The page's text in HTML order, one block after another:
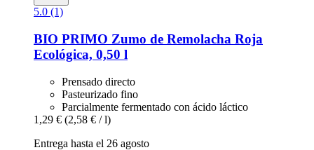
5.0 (1)
BIO PRIMO Zumo de Remolacha Roja
Ecológica, 0,50 l
Prensado directo
Pasteurizado fino
Parcialmente fermentado con ácido láctico
1,29 € (2,58 € / l)
Entrega hasta el 26 agosto